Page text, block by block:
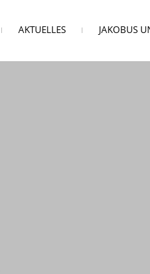
AKTUELLES JAKOBUS